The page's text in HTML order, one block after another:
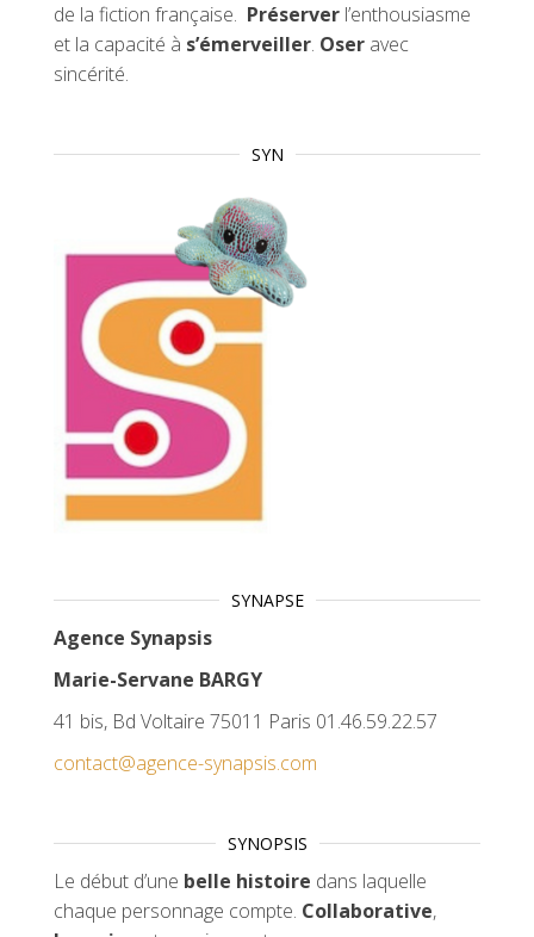
de la fiction française. Préserver l’enthousiasme
et la capacité à s’émerveiller. Oser avec
sincérité.
SYN
SYNAPSE
Agence Synapsis
Marie-Servane BARGY
41 bis, Bd Voltaire 75011 Paris 01.46.59.22.57
contact@agence-synapsis.com
SYNOPSIS
Le début d’une belle histoire dans laquelle
chaque personnage compte. Collaborative,